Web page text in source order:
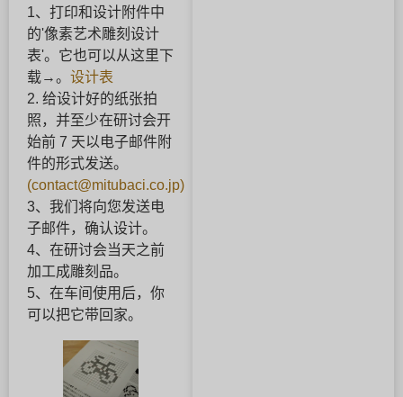
1、打印和设计附件中
的'像素艺术雕刻设计
表'。它也可以从这里下
载→。 设计表
2. 给设计好的纸张拍
照，并至少在研讨会开
始前 7 天以电子邮件附
件的形式发送。
(contact@mitubaci.co.jp)
3、我们将向您发送电
子邮件，确认设计。
4、在研讨会当天之前
加工成雕刻品。
5、在车间使用后，你
可以把它带回家。